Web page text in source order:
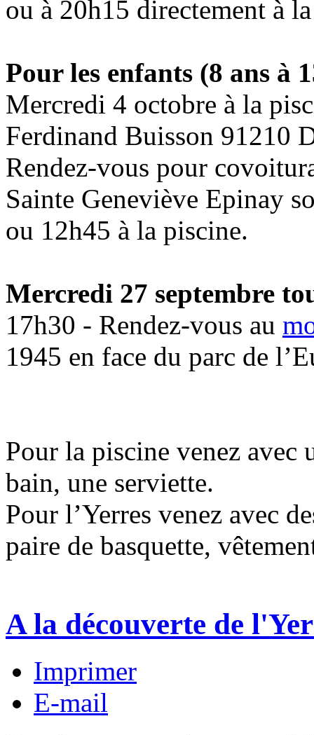
ou à 20h15 directement à
Pour les enfants (8 ans à
Mercredi 4 octobre à la
Ferdinand Buisson 91210
Rendez-vous pour
Sainte Geneviève Epinay
ou 12h45 à la piscine.
Mercredi 27 septembre
17h30 - Rendez-vous au
1945 en face du parc de
Pour la piscine venez
bain, une serviette.
Pour l’Yerres venez avec
paire de basquette,
A la découverte de
Imprimer
E-mail